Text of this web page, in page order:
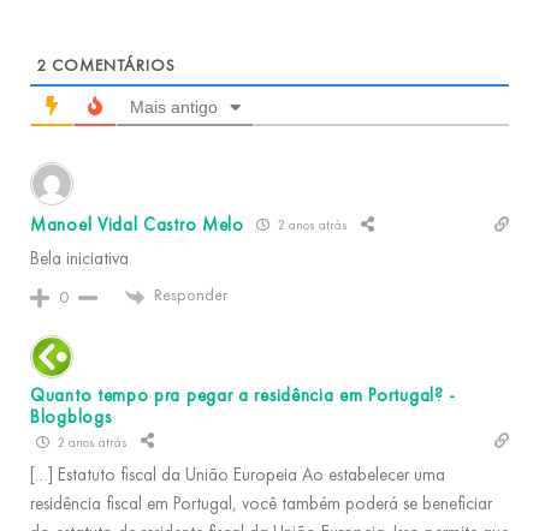
2 COMENTÁRIOS
Mais antigo
Manoel Vidal Castro Melo 2 anos atrás
Bela iniciativa
0 Responder
Quanto tempo pra pegar a residência em Portugal? -
Blogblogs
2 anos atrás
[…] Estatuto fiscal da União Europeia Ao estabelecer uma
residência fiscal em Portugal, você também poderá se beneficiar